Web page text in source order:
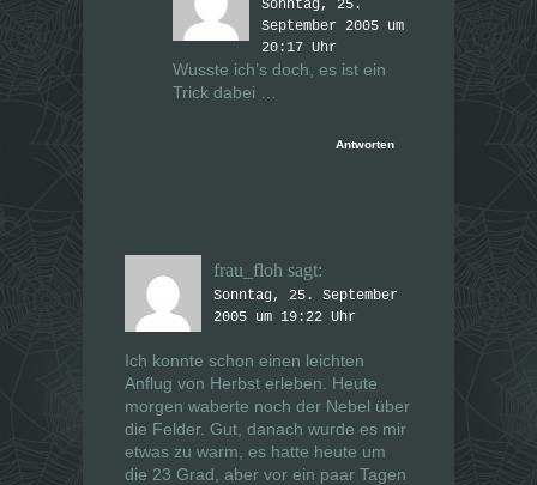
Sonntag, 25.
September 2005 um
20:17 Uhr
Wusste ich’s doch, es ist ein
Trick dabei …
Antworten
frau_floh sagt:
Sonntag, 25. September
2005 um 19:22 Uhr
Ich konnte schon einen leichten
Anflug von Herbst erleben. Heute
morgen waberte noch der Nebel über
die Felder. Gut, danach wurde es mir
etwas zu warm, es hatte heute um
die 23 Grad, aber vor ein paar Tagen